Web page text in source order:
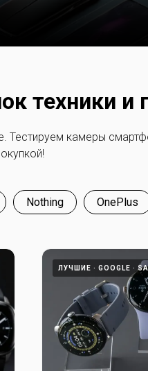
техники и
Тестируем камеры
Nothing OnePlus
ЛУЧШИЕ GOOGLE